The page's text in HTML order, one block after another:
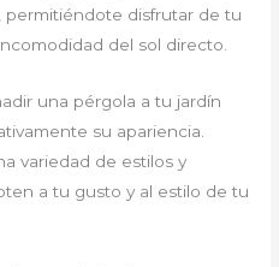
permitiéndote disfrutar de tu
del sol directo.
una pérgola a tu jardín
su apariencia.
variedad de estilos y
a tu gusto y al estilo de tu